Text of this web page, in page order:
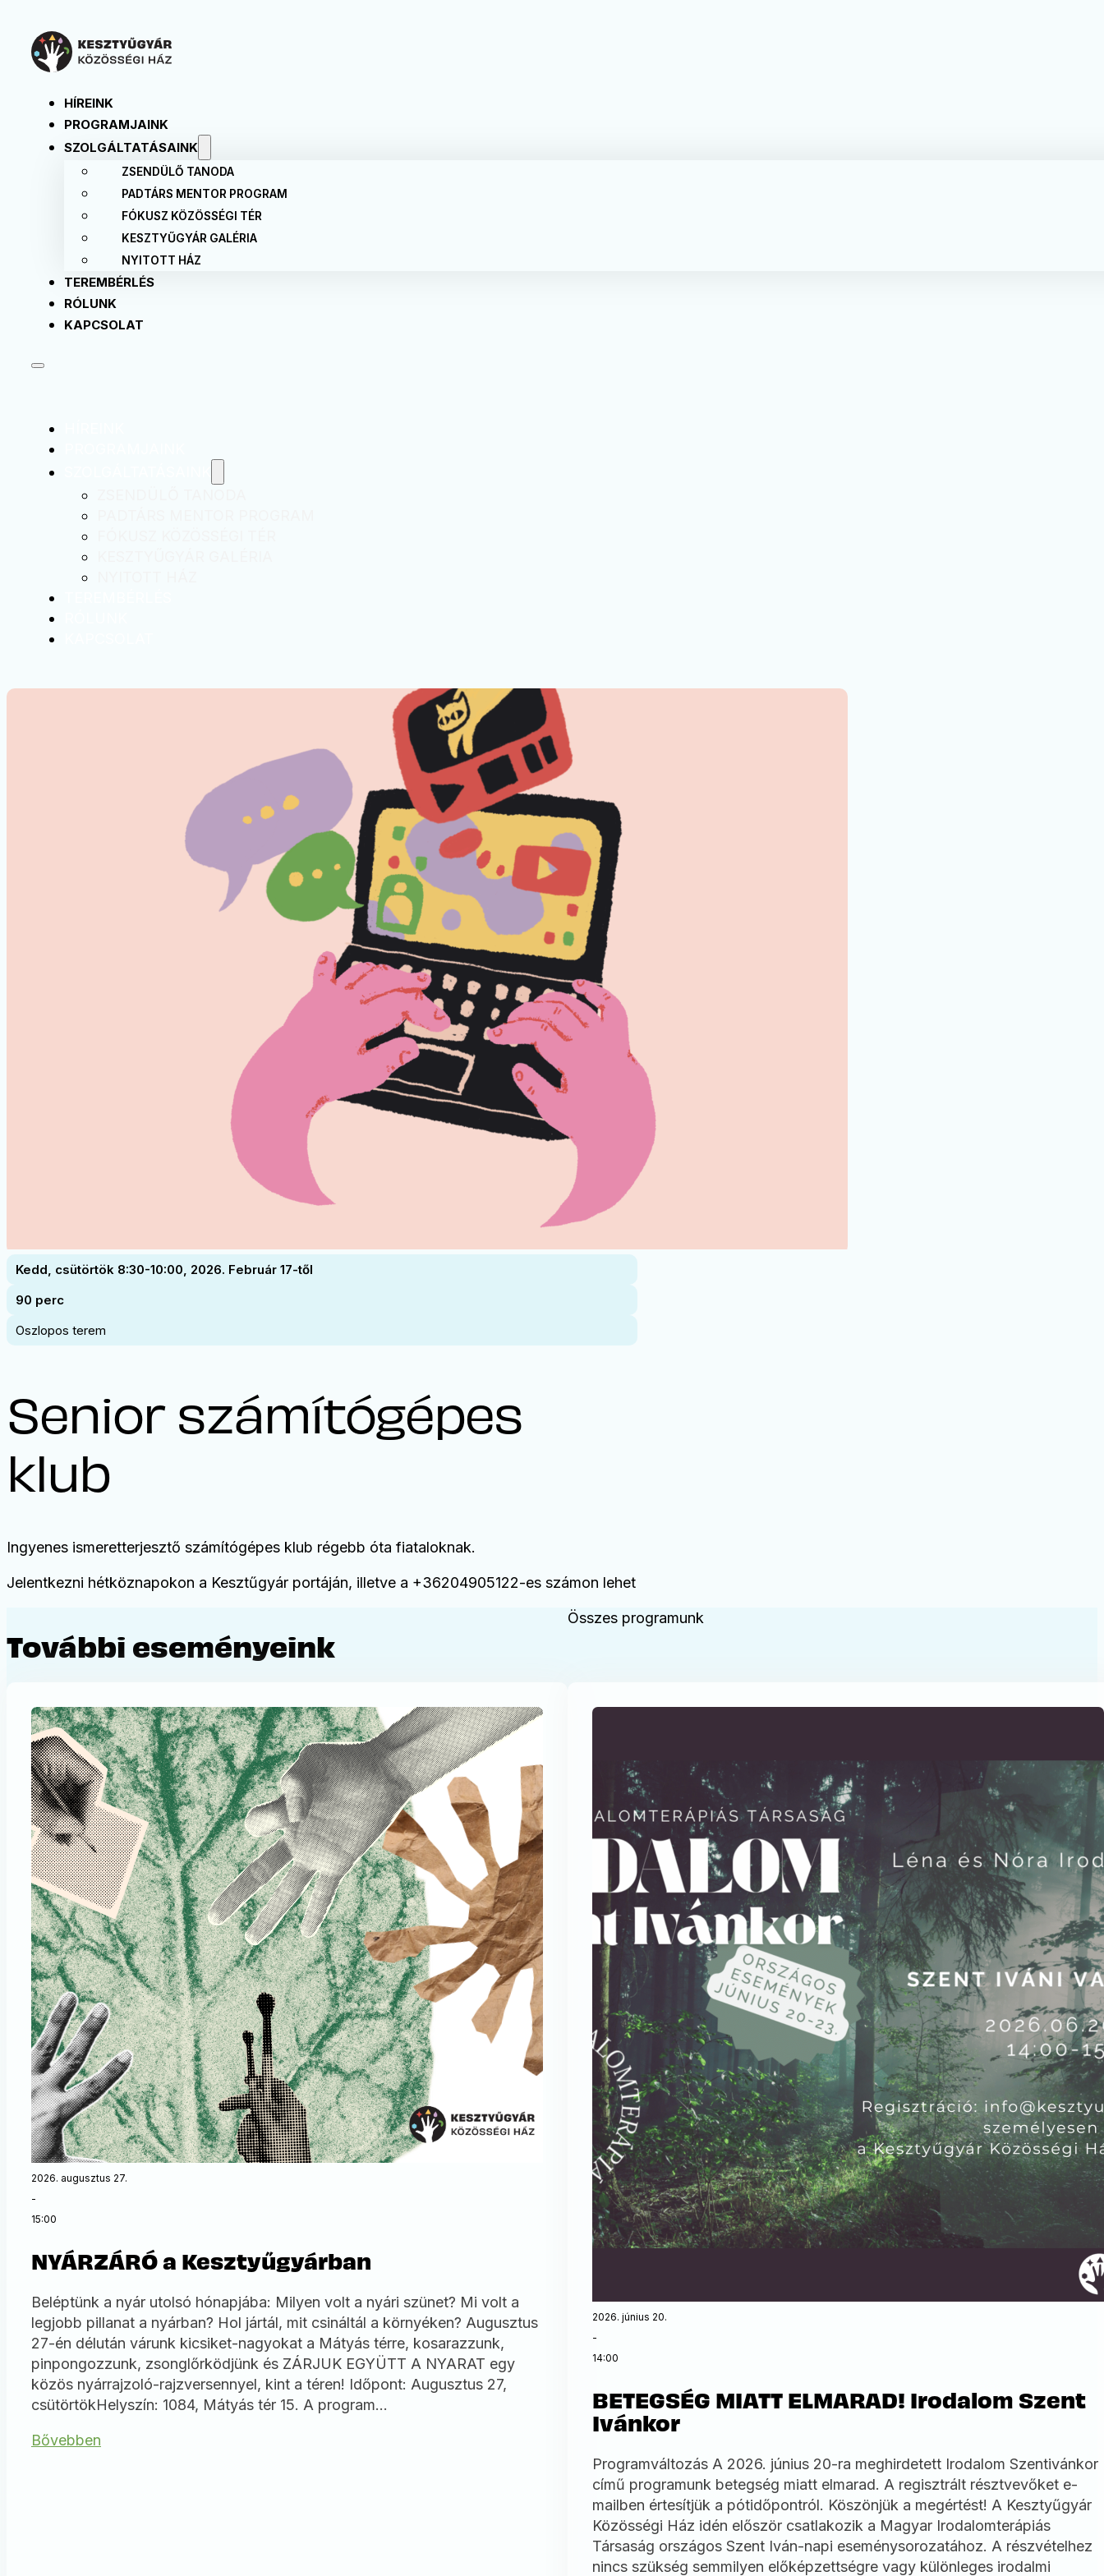
HÍREINK
PROGRAMJAINK
SZOLGÁLTATÁSAINK
ZSENDÜLŐ TANODA
PADTÁRS MENTOR PROGRAM
FÓKUSZ KÖZÖSSÉGI TÉR
KESZTYŰGYÁR GALÉRIA
NYITOTT HÁZ
TEREMBÉRLÉS
RÓLUNK
KAPCSOLAT
Kedd, csütörtök 8:30-10:00, 2026. Február 17-től
90 perc
Oszlopos terem
Senior számítógépes
klub
Ingyenes ismeretterjesztő számítógépes klub régebb óta fiataloknak.
Jelentkezni hétköznapokon a Kesztűgyár portáján, illetve a +36204905122-es számon lehet
További eseményeink
Összes programunk
2026. augusztus 27.
-
15:00
NYÁRZÁRÓ a Kesztyűgyárban
Beléptünk a nyár utolsó hónapjába: Milyen volt a nyári szünet? Mi volt a
legjobb pillanat a nyárban? Hol jártál, mit csináltál a környéken? Augusztus
27-én délután várunk kicsiket-nagyokat a Mátyás térre, kosarazzunk,
pinpongozzunk, zsonglőrködjünk és ZÁRJUK EGYÜTT A NYARAT egy
közös nyárrajzoló-rajzversennyel, kint a téren! Időpont: Augusztus 27,
csütörtökHelyszín: 1084, Mátyás tér 15. A program…
Bővebben
2026. június 20.
-
14:00
BETEGSÉG MIATT ELMARAD! Irodalom Szent
Ivánkor
Programváltozás A 2026. június 20-ra meghirdetett Irodalom Szentivánkor
című programunk betegség miatt elmarad. A regisztrált résztvevőket e-
mailben értesítjük a pótidőpontról. Köszönjük a megértést! A Kesztyűgyár
Közösségi Ház idén először csatlakozik a Magyar Irodalomterápiás
Társaság országos Szent Iván-napi eseménysorozatához. A részvételhez
nincs szükség semmilyen előképzettségre vagy különleges irodalmi